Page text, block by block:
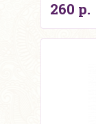
260 р.